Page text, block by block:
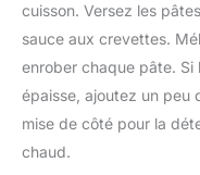
cuisson. Versez les
sauce aux crevettes.
enrober chaque pâte. Si
épaisse, ajoutez un peu
mise de côté pour la
chaud.